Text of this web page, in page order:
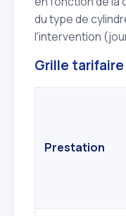
du type de
l'intervention
Grille
Prestation